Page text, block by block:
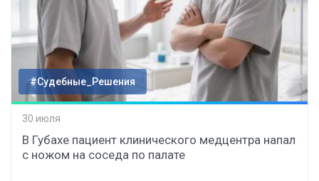
#Судебные_Решения
30 июля
В Губахе пациент клинического медцентра напал
с ножом на соседа по палате